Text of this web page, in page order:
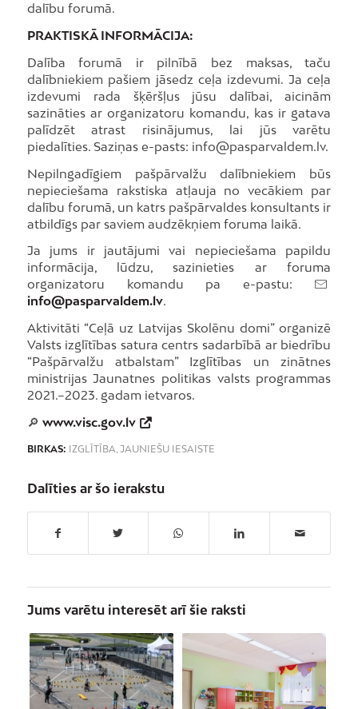
dalību forumā.
PRAKTISKĀ INFORMĀCIJA:
Dalība forumā ir pilnībā bez maksas, taču
dalībniekiem pašiem jāsedz ceļa izdevumi. Ja ceļa
izdevumi rada šķēršļus jūsu dalībai, aicinām
sazināties ar organizatoru komandu, kas ir gatava
palīdzēt atrast risinājumus, lai jūs varētu
piedalīties. Saziņas e-pasts: info@pasparvaldem.lv.
Nepilngadīgiem pašpārvalžu dalībniekiem būs
nepieciešama rakstiska atļauja no vecākiem par
dalību forumā, un katrs pašpārvaldes konsultants ir
atbildīgs par saviem audzēkņiem foruma laikā.
Ja jums ir jautājumi vai nepieciešama papildu
informācija, lūdzu, sazinieties ar foruma
organizatoru komandu pa e-pastu:
info@pasparvaldem.lv.
Aktivitāti “Ceļā uz Latvijas Skolēnu domi” organizē
Valsts izglītības satura centrs sadarbībā ar biedrību
“Pašpārvalžu atbalstam” Izglītības un zinātnes
ministrijas Jaunatnes politikas valsts programmas
2021.–2023. gadam ietvaros.
🔎 www.visc.gov.lv
BIRKAS: IZGLĪTĪBA, JAUNIEŠU IESAISTE
Dalīties ar šo ierakstu
Jums varētu interesēt arī šie raksti